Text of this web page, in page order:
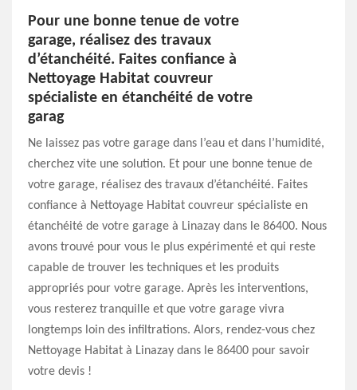
Pour une bonne tenue de votre
garage, réalisez des travaux
d’étanchéité. Faites confiance à
Nettoyage Habitat couvreur
spécialiste en étanchéité de votre
garag
Ne laissez pas votre garage dans l’eau et dans l’humidité,
cherchez vite une solution. Et pour une bonne tenue de
votre garage, réalisez des travaux d’étanchéité. Faites
confiance à Nettoyage Habitat couvreur spécialiste en
étanchéité de votre garage à Linazay dans le 86400. Nous
avons trouvé pour vous le plus expérimenté et qui reste
capable de trouver les techniques et les produits
appropriés pour votre garage. Après les interventions,
vous resterez tranquille et que votre garage vivra
longtemps loin des infiltrations. Alors, rendez-vous chez
Nettoyage Habitat à Linazay dans le 86400 pour savoir
votre devis !